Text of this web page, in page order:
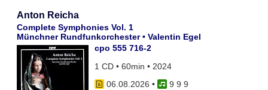
Anton Reicha
Complete Symphonies Vol. 1
Münchner Rundfunkorchester • Valentin Egel
cpo 555 716-2
1 CD • 60min • 2024
06.08.2026 •
9 9 9